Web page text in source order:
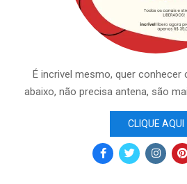
É incrivel mesmo, quer conhecer
abaixo, não precisa antena, são
CLIQUE AQUI